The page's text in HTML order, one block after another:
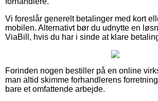
Vi foreslår generelt betalinger med kort
mobilen. Alternativt bør du udnytte en
ViaBill, hvis du har i sinde at klare
Forinden nogen bestiller på en online
man altid skimme forhandlerens
bare et omfattende arbejde.